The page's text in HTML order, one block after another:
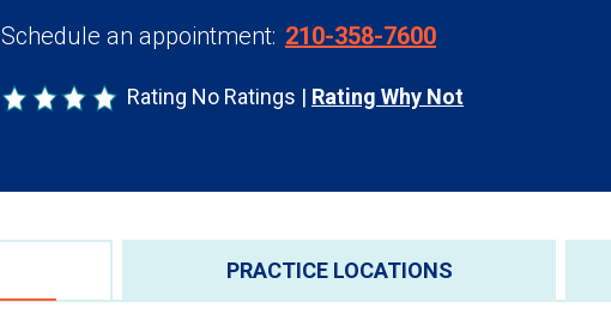
Schedule an appointment: 210-358-7600
Rating No Ratings Rating Why Not
PRACTICE LOCATIONS